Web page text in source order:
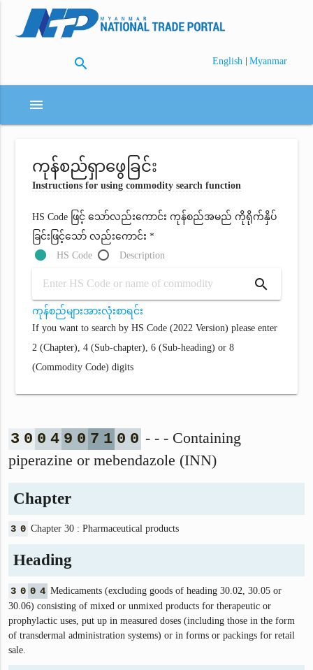
search English | Myanmar
menu
ကုန်စည်ရှာဖွေခြင်း
Instructions for using commodity search function
HS Code ဖြင့် သော်လည်းကောင်း ကုန်စည်အမည် ကိုရိုက်နှိပ်
ခြင်းဖြင့်သော် လည်းကောင်း *
HS Code
Description
search
ကုန်စည်များအားလုံးစာရင်း
If you want to search by HS Code (2022 Version) please enter
2 (Chapter), 4 (Sub-chapter), 6 (Sub-heading) or 8
(Commodity Code) digits
3 0 0 4 9 0 7 1 0 0 - - - Containing
piperazine or mebendazole (INN)
Chapter
3 0 Chapter 30 : Pharmaceutical products
Heading
3 0 0 4 Medicaments (excluding goods of heading 30.02, 30.05 or
30.06) consisting of mixed or unmixed products for therapeutic or
prophylactic uses, put up in measured doses (including those in the form
of transdermal administration systems) or in forms or packings for retail
sale.